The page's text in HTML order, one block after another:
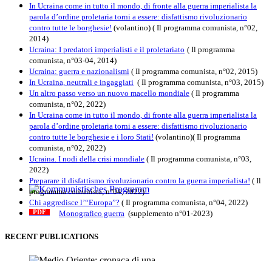
Kommunistisches Programm
PDF n°10 - 2026
In Ucraina come in tutto il mondo, di fronte alla guerra imperialista la
parola d’ordine proletaria torni a essere: disfattismo rivoluzionario
contro tutte le borghesie! (volantino) ( Il programma comunista, n°02,
2014)
Ucraina: I predatori imperialisti e il proletariato ( Il programma
comunista, n°03-04, 2014)
Ucraina: guerra e nazionalismi ( Il programma comunista, n°02, 2015)
In Ucraina, neutrali e ingaggiati ( Il programma comunista, n°03, 2015)
Un altro passo verso un nuovo macello mondiale ( Il programma
comunista, n°02, 2022)
In Ucraina come in tutto il mondo, di fronte alla guerra imperialista la
parola d’ordine proletaria torni a essere: disfattismo rivoluzionario
contro tutte le borghesie e i loro Stati! (volantino)( Il programma
comunista, n°02, 2022)
Ucraina. I nodi della crisi mondiale ( Il programma comunista, n°03,
2022)
Preparare il disfattismo rivoluzionario contro la guerra imperialista! ( Il
programma comunista, n°04, 2022)
Chi aggredisce l’“Europa”? ( Il programma comunista, n°04, 2022)
Monografico guerra (supplemento n°01-2023)
RECENT PUBLICATIONS